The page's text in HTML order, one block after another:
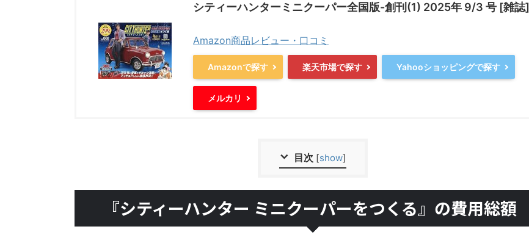
シティーハンターミニクーパー全国版-創刊(1) 2025年 9/3 号 [雑誌]
Amazon商品レビュー・口コミ
Amazonで探す 楽天市場で探す Yahooショッピングで探す
メルカリ
目次 [show]
『シティーハンター ミニクーパーをつくる』の費用総額